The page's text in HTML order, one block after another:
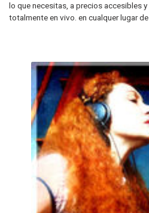
lo que necesitas, a precios accesibles
totalmente en vivo. en cualquer lugar